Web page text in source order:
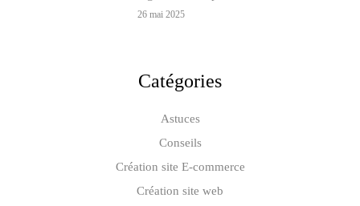
26 mai 2025
Catégories
Astuces
Conseils
Création site E-commerce
Création site web